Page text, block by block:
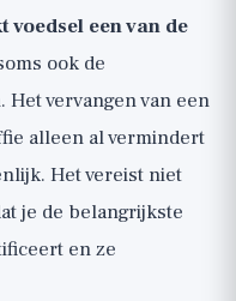
voedsel een van de
ook de
vervangen van een
alleen al vermindert
Het vereist niet
je de belangrijkste
en ze